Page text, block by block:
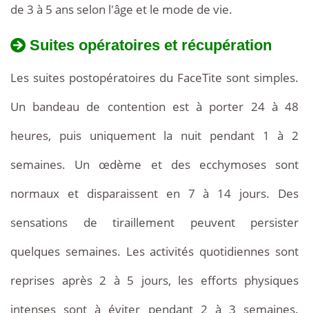
de 3 à 5 ans selon l'âge et le mode de vie.
Suites opératoires et récupération
Les suites postopératoires du FaceTite sont simples.
Un bandeau de contention est à porter 24 à 48
heures, puis uniquement la nuit pendant 1 à 2
semaines. Un œdème et des ecchymoses sont
normaux et disparaissent en 7 à 14 jours. Des
sensations de tiraillement peuvent persister
quelques semaines. Les activités quotidiennes sont
reprises après 2 à 5 jours, les efforts physiques
intenses sont à éviter pendant 2 à 3 semaines.